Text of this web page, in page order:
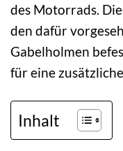
des Motorrads.
den dafür
Gabelholmen
für eine
Inhalt